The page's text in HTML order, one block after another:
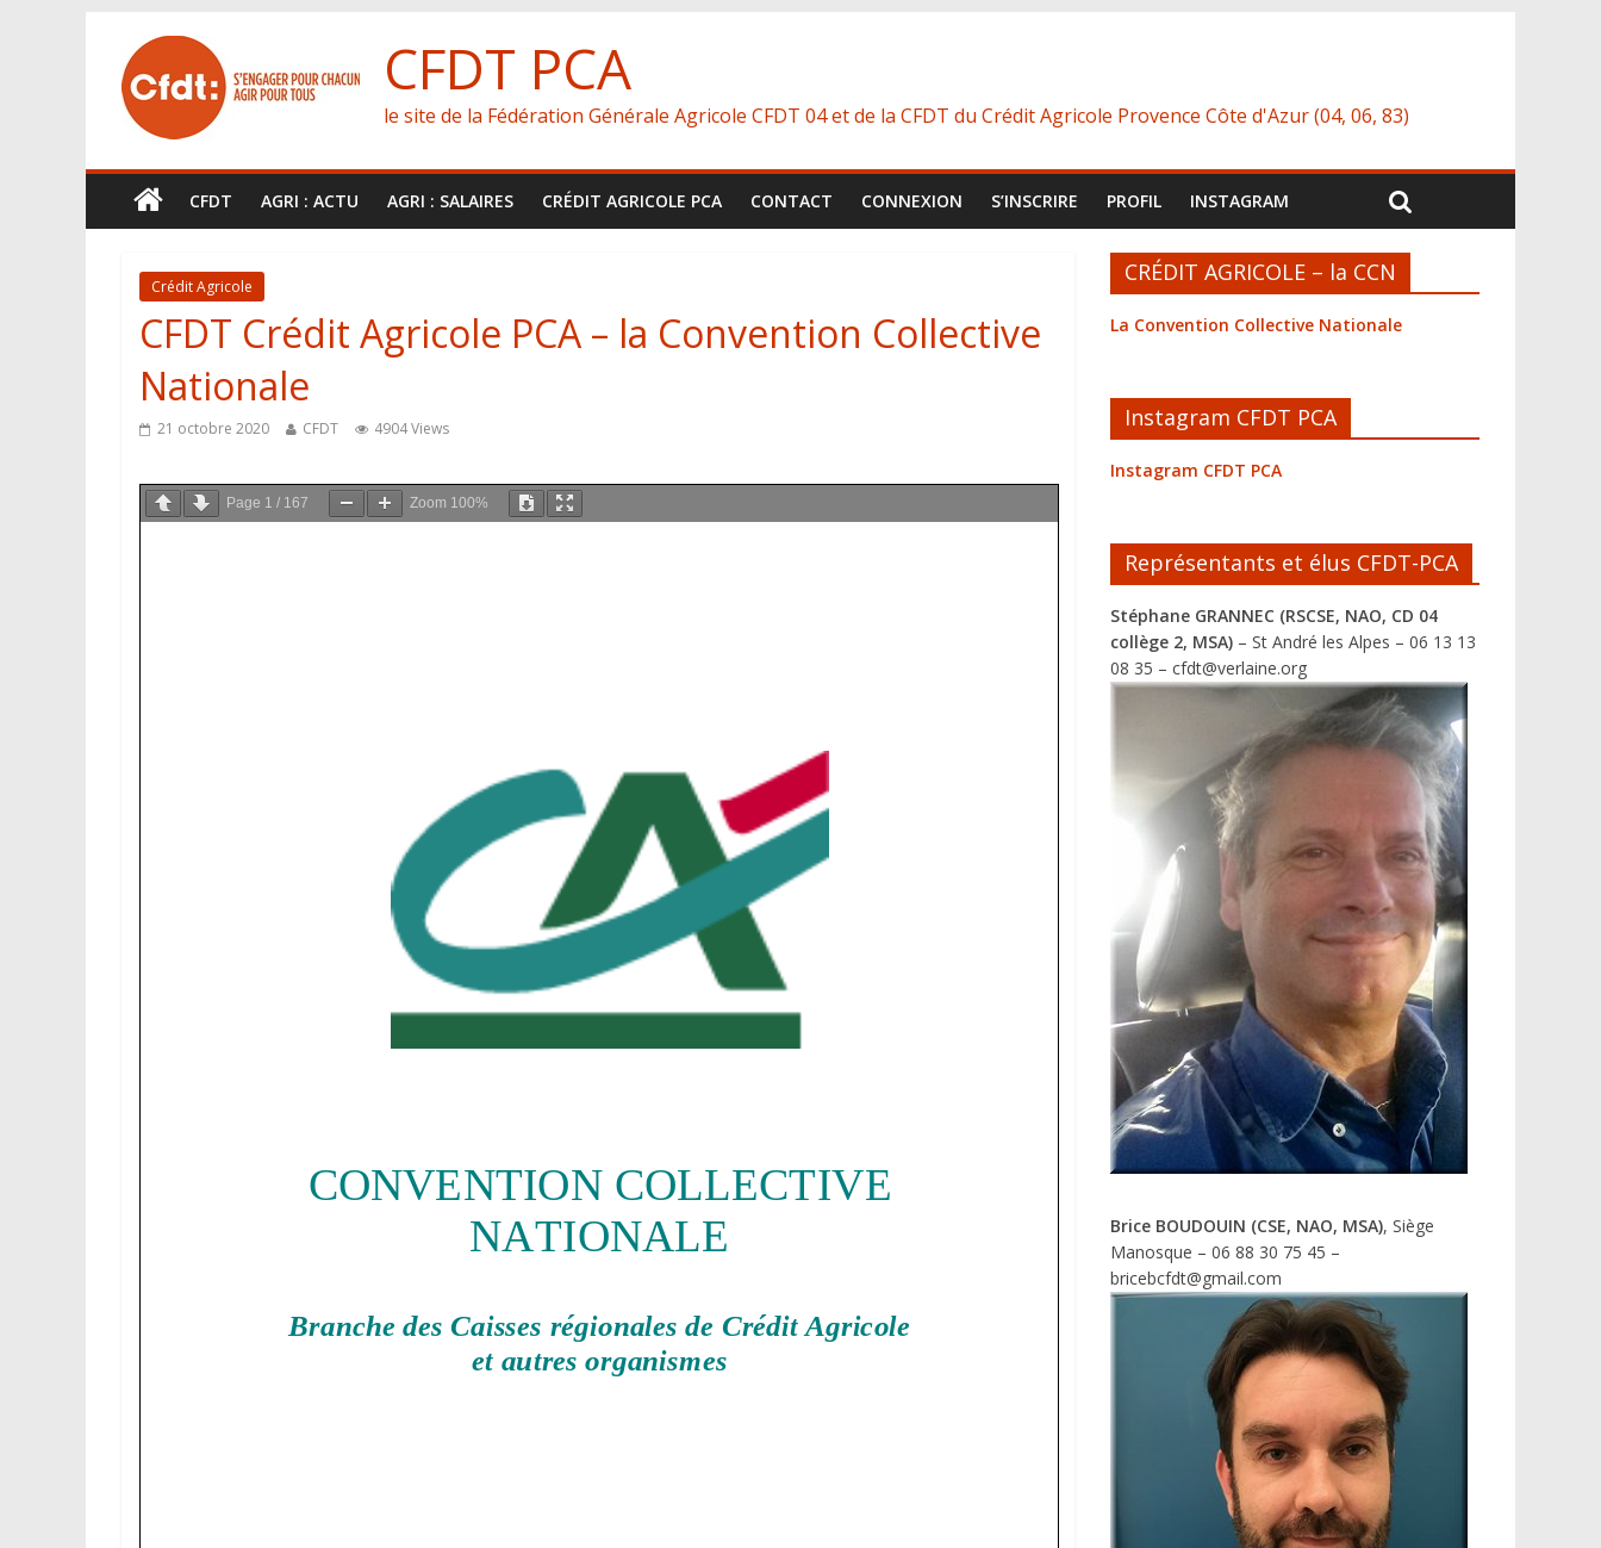
CFDT PCA
le site de la Fédération Générale Agricole CFDT 04 et de la CFDT du Crédit Agricole Provence Côte d'Azur (04, 06, 83)
CFDT AGRI : ACTU AGRI : SALAIRES CRÉDIT AGRICOLE PCA CONTACT CONNEXION S’INSCRIRE PROFIL INSTAGRAM
Crédit Agricole
CFDT Crédit Agricole PCA – la Convention Collective
Nationale
21 octobre 2020 CFDT 4904 Views
Page 1 / 167 Zoom 100%
CRÉDIT AGRICOLE – la CCN
La Convention Collective Nationale
Instagram CFDT PCA
Instagram CFDT PCA
Représentants et élus CFDT-PCA
Stéphane GRANNEC (RSCSE, NAO, CD 04
collège 2, MSA) – St André les Alpes – 06 13 13
08 35 – cfdt@verlaine.org
Brice BOUDOUIN (CSE, NAO, MSA), Siège
Manosque – 06 88 30 75 45 –
bricebcfdt@gmail.com